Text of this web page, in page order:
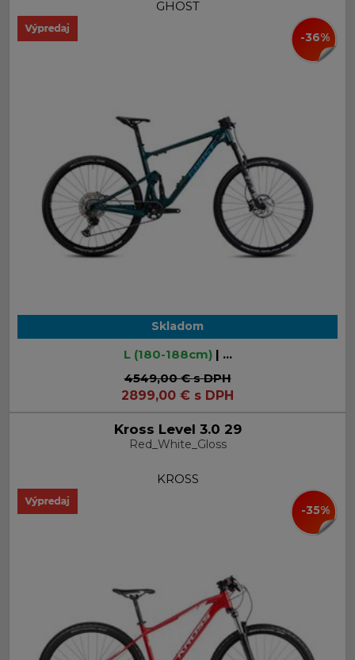
GHOST
-36%
Skladom
L (180-188cm)| ...
4549,00 €s DPH
2899,00 € s DPH
Kross Level 3.0 29
Red_White_Gloss
KROSS
-35%